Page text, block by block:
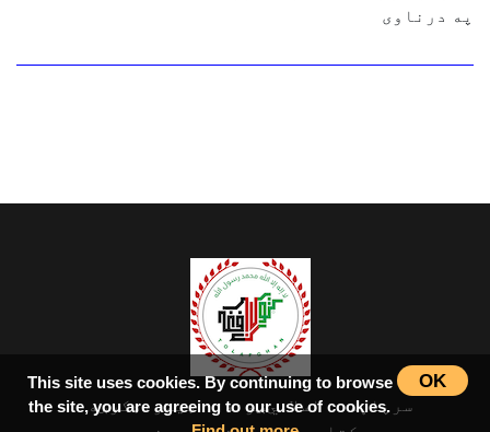
په درناوی
سرپاڼه اسلامي‌ښونه
ډیورنډ‌کرښه
OK
This site uses cookies. By continuing to browse
the site, you are agreeing to our use of cookies.